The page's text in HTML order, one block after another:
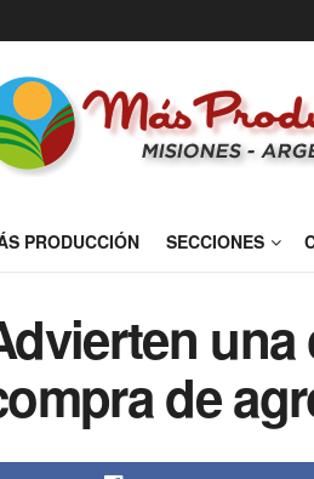
PRODUCCIÓN SECCIONES
una
de